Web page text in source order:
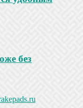
без